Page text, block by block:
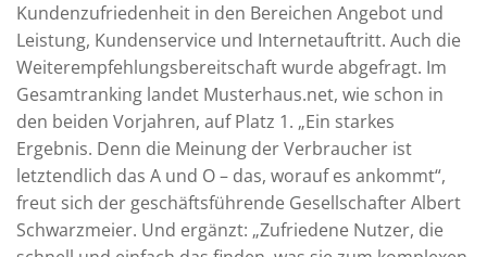
Kundenzufriedenheit in den Bereichen Angebot und
Leistung, Kundenservice und Internetauftritt. Auch die
Weiterempfehlungsbereitschaft wurde abgefragt. Im
Gesamtranking landet Musterhaus.net, wie schon in
den beiden Vorjahren, auf Platz 1. „Ein starkes
Ergebnis. Denn die Meinung der Verbraucher ist
letztendlich das A und O – das, worauf es ankommt“,
freut sich der geschäftsführende Gesellschafter Albert
Schwarzmeier. Und ergänzt: „Zufriedene Nutzer, die